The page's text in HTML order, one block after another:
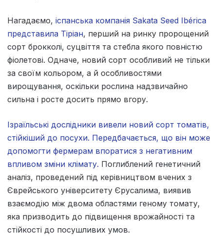
Нагадаємо, іспанська компанія Sakata Seed Ibérica
представила Тіріан, перший на ринку пророщений
сорт брокколі, суцвіття та стебла якого повністю
фіолетові. Одначе, новий сорт особливий не тільки
за своїм кольором, а й особливостями
вирощування, оскільки рослина надзвичайно
сильна і росте досить прямо вгору.
Ізраїльські дослідники вивели новий сорт томатів,
стійкіший до посухи. Передбачається, що він може
допомогти фермерам впоратися з негативним
впливом зміни клімату. Поглиблений генетичний
аналіз, проведений під керівництвом вчених з
Єврейського університету Єрусалима, виявив
взаємодію між двома областями геному томату,
яка призводить до підвищення врожайності та
стійкості до посушливих умов.